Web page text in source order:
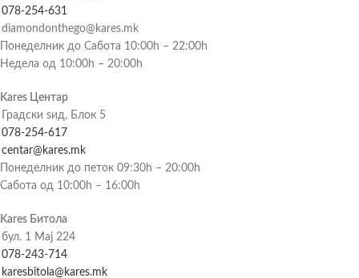
078-254-631
diamondonthego@kares.mk
Понеделник до Сабота 10:00h – 22:00h
Недела од 10:00h – 20:00h
Kares Центар
Градски ѕид, Блок 5
078-254-617
centar@kares.mk
Понеделник до петок 09:30h – 20:00h
Сабота од 10:00h – 16:00h
Kares Битола
бул. 1 Мај 224
078-243-714
karesbitola@kares.mk